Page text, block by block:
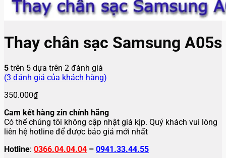
Thay chân sạc Samsung A05s
5 trên 5 dựa trên 2 đánh giá
(3 đánh giá của khách hàng)
350.000₫
Cam kết hàng zin chính hãng
Có thể chúng tôi không cập nhật giá kịp. Quý khách vui lòng
liên hệ hotline để được báo giá mới nhất
Hotline: 0366.04.04.04 – 0941.33.44.55